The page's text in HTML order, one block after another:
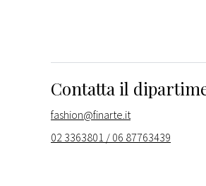
Contatta il
fashion@finarte.it
02 3363801 / 06 87763439